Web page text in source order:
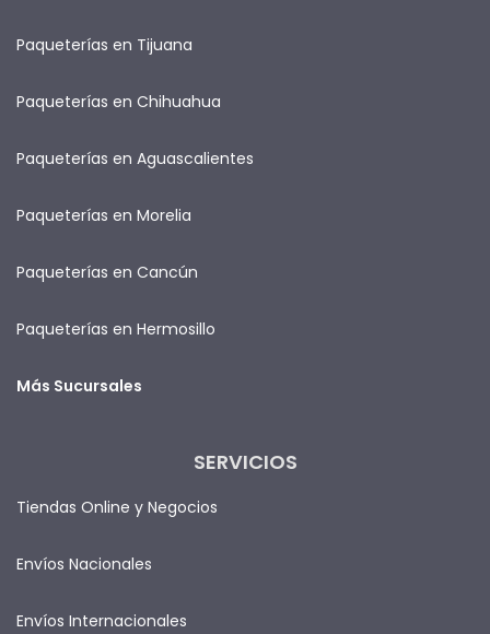
Paqueterías en Tijuana
Paqueterías en Chihuahua
Paqueterías en Aguascalientes
Paqueterías en Morelia
Paqueterías en Cancún
Paqueterías en Hermosillo
Más Sucursales
SERVICIOS
Tiendas Online y Negocios
Envíos Nacionales
Envíos Internacionales